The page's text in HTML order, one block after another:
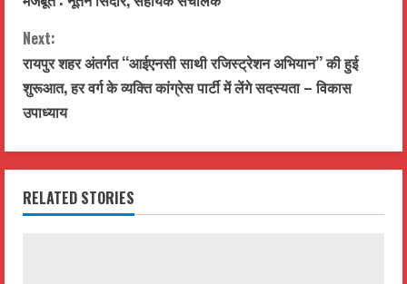
n
t
i
n
u
e
Next:
रायपुर शहर अंतर्गत ‘‘आईएनसी साथी रजिस्ट्रेशन अभियान’’ की हुई
शुरूआत, हर वर्ग के व्यक्ति कांग्रेस पार्टी में लेंगे सदस्यता – विकास
उपाध्याय
RELATED STORIES